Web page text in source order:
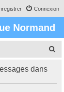
Connexion
Normand
h
dans